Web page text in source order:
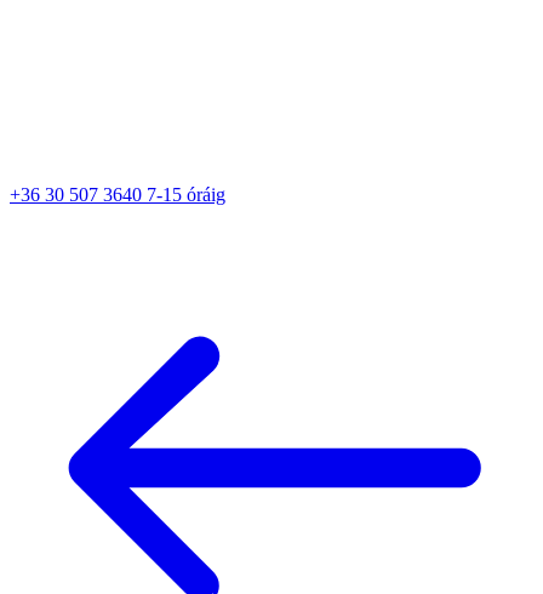
+36 30 507 3640 7-15 óráig